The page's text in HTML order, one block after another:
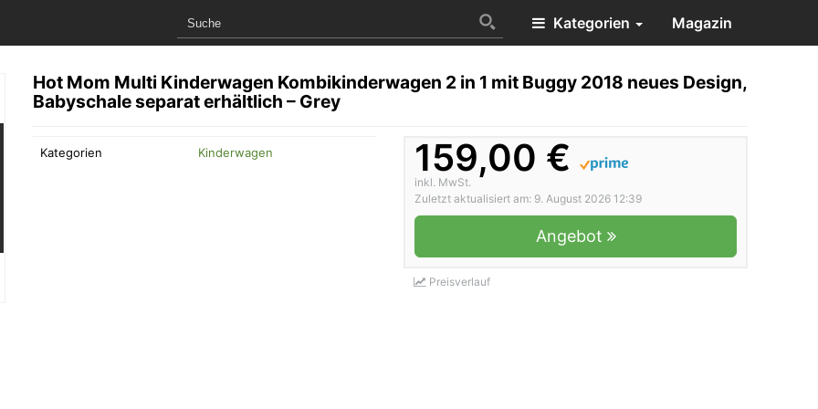
Kategorien Magazin
Hot Mom Multi Kinderwagen Kombikinderwagen 2 in 1 mit Buggy 2018 neues Design,
Babyschale separat erhältlich – Grey
159,00 €
inkl. MwSt.
Zuletzt aktualisiert am: 9. August 2026 12:39
Angebot
Preisverlauf
Kategorien Kinderwagen